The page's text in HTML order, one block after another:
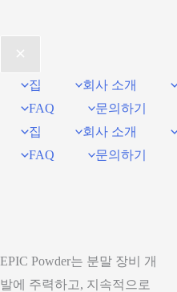
집 회사 소개
FAQ
문의하기
집
회사 소개
FAQ
문의하기
EPIC Powder는 분말 장비 개
발에 주력하고, 지속적으로